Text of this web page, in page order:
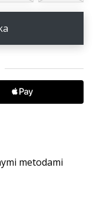
metodami